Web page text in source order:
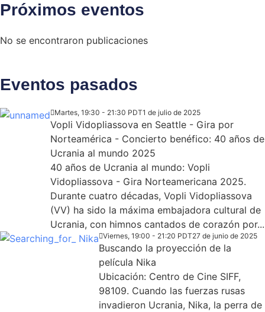
Próximos eventos
No se encontraron publicaciones
Eventos pasados
Vopli Vidopliassova en Seattle - Gira por
Norteamérica - Concierto benéfico: 40 años de
Ucrania al mundo 2025
Martes, 19:30 - 21:30 PDT1 de julio de 2025
40 años de Ucrania al mundo: Vopli
Vidopliassova - Gira Norteamericana 2025.
Durante cuatro décadas, Vopli Vidopliassova
(VV) ha sido la máxima embajadora cultural de
Ucrania, con himnos cantados de corazón por...
Buscando la proyección de la
película Nika
Viernes, 19:00 - 21:20 PDT27 de junio de 2025
Ubicación: Centro de Cine SIFF,
98109. Cuando las fuerzas rusas
invadieron Ucrania, Nika, la perra de